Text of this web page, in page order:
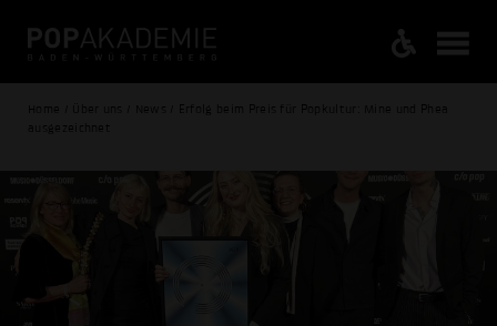
Home / Über uns / News / Erfolg beim Preis für Popkultur: Mine und Phea
ausgezeichnet